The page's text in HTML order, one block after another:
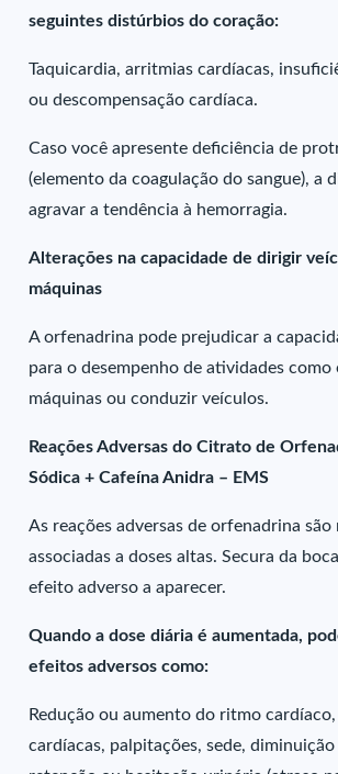
seguintes distúrbios do coração:
Taquicardia, arritmias cardíacas,
ou descompensação cardíaca.
Caso você apresente deficiência de
(elemento da coagulação do sangue), a
agravar a tendência à hemorragia.
Alterações na capacidade de dirigir
máquinas
A orfenadrina pode prejudicar a
para o desempenho de atividades como
máquinas ou conduzir veículos.
Reações Adversas do Citrato de
Sódica + Cafeína Anidra – EMS
As reações adversas de orfenadrina
associadas a doses altas. Secura da
efeito adverso a aparecer.
Quando a dose diária é aumentada,
efeitos adversos como:
Redução ou aumento do ritmo
cardíacas, palpitações, sede, diminuição